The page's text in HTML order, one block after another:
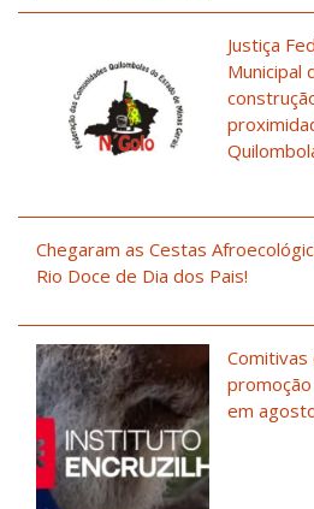
Justiça
Municipal
Chegaram as Cestas
Rio Doce de Dia dos Pais!
Comitivas
em